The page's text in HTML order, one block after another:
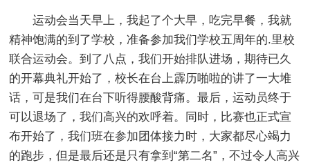
运动会当天早上，我起了个大早，吃完早餐，我就
精神饱满的到了学校，准备参加我们学校五周年的.里校
联合运动会。到了八点，我们开始排队进场，期待已久
的开幕典礼开始了，校长在台上霹历啪啦的讲了一大堆
话，可是我们在台下听得腰酸背痛。最后，运动员终于
可以退场了，我们高兴的欢呼着。同时，比赛也正式宣
布开始了，我们班在参加团体接力时，大家都尽心竭力
的跑步，但是最后还是只有拿到“第二名”，不过令人高兴